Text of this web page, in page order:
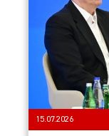
15.07.2026